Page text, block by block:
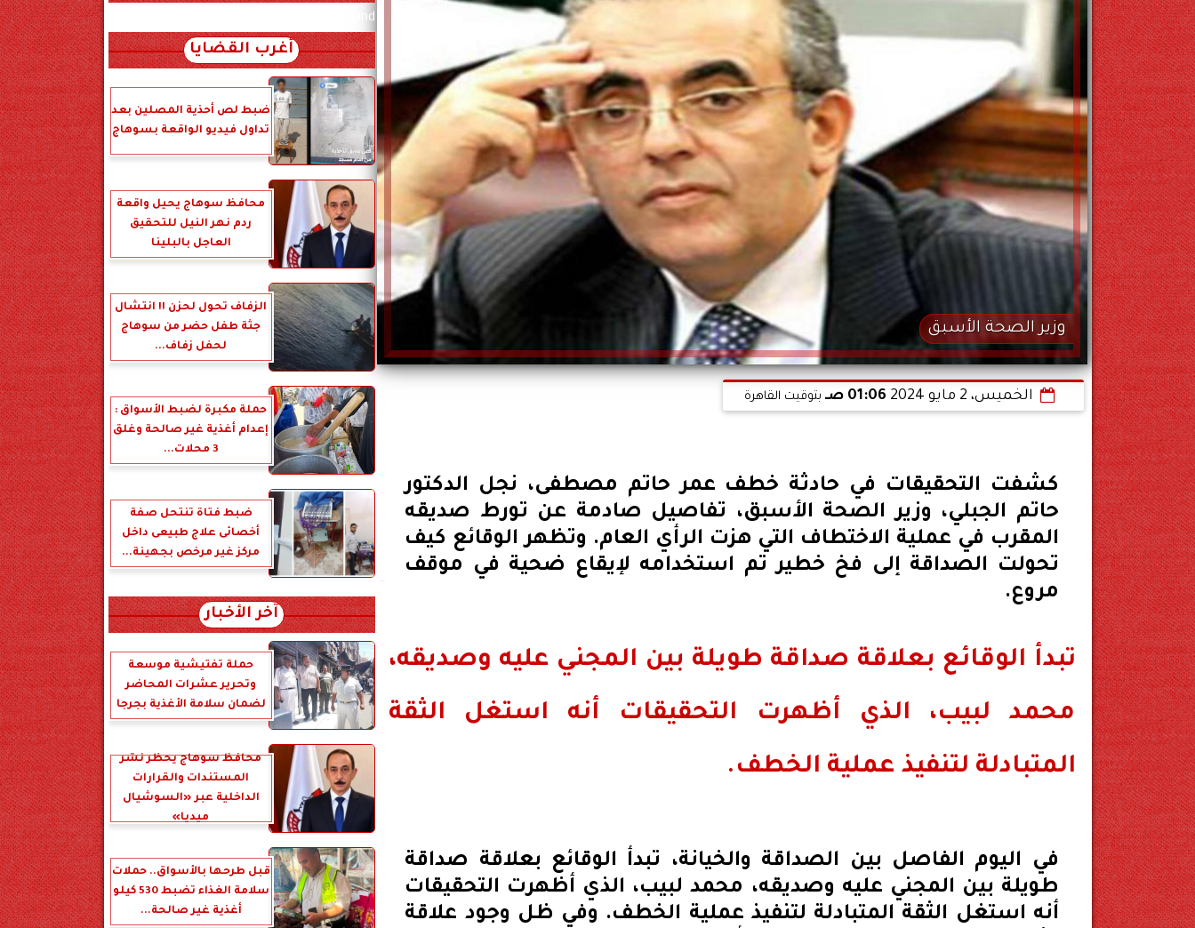
وزير الصحة الأسبق
الخميس، 2 مايو 2024 01:06 صـ بتوقيت القاهرة
كشفت التحقيقات في حادثة خطف عمر حاتم مصطفى، نجل الدكتور
حاتم الجبلي، وزير الصحة الأسبق، تفاصيل صادمة عن تورط صديقه
المقرب في عملية الاختطاف التي هزت الرأي العام. وتظهر الوقائع كيف
تحولت الصداقة إلى فخ خطير تم استخدامه لإيقاع ضحية في موقف
مروع.
تبدأ الوقائع بعلاقة صداقة طويلة بين المجني عليه وصديقه،
محمد لبيب، الذي أظهرت التحقيقات أنه استغل الثقة
المتبادلة لتنفيذ عملية الخطف.
في اليوم الفاصل بين الصداقة والخيانة، تبدأ الوقائع بعلاقة صداقة
طويلة بين المجني عليه وصديقه، محمد لبيب، الذي أظهرت التحقيقات
أنه استغل الثقة المتبادلة لتنفيذ عملية الخطف. وفي ظل وجود علاقة
xml_json/rss/~12.xml x0n not found
أغرب القضايا
ضبط لص أحذية المصلين بعد
تداول فيديو الواقعة بسوهاج
محافظ سوهاج يحيل واقعة
ردم نهر النيل للتحقيق
العاجل بالبلينا
الزفاف تحول لحزن !! انتشال
جثة طفل حضر من سوهاج
لحفل زفاف...
حملة مكبرة لضبط الأسواق :
إعدام أغذية غير صالحة وغلق
3 محلات...
ضبط فتاة تنتحل صفة
أخصائى علاج طبيعى داخل
مركز غير مرخص بجهينة...
آخر الأخبار
حملة تفتيشية موسعة
وتحرير عشرات المحاضر
لضمان سلامة الأغذية بجرجا
محافظ سوهاج يحظر نشر
المستندات والقرارات
الداخلية عبر «السوشيال
ميديا»
قبل طرحها بالأسواق.. حملات
سلامة الغذاء تضبط 530 كيلو
أغذية غير صالحة...